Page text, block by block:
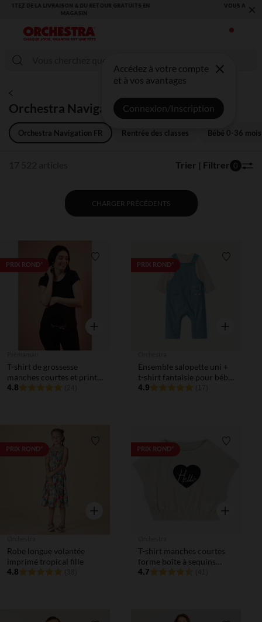
VOUS ALLEZ ADORER LA RENTRÉE ! DÉCOUVREZ LA NOUVELLE
×
Accédez à votre compte
et à vos avantages
Connexion/Inscription
Orchestra Navigation FR
Orchestra Navigation FR Rentrée des classes Bébé 0-36 mois
Trier | Filtrer 0
CHARGER PRÉCÉDENTS
PRIX ROND* Liste de souhaits
Aperçu rapide
T-shirt de grossesse
manches courtes et print
message
4.8
PRIX ROND*
Aperçu
Ensemble salopette uni +
t-shirt fantaisie pour bébé
garçon
4.9
PRIX ROND* Liste de souhaits
Aperçu rapide
Robe longue volantée
imprimé tropical fille
4.8
PRIX ROND*
Aperçu
T-shirt manches courtes
forme boîte à sequins
fantaisie fille
4.7